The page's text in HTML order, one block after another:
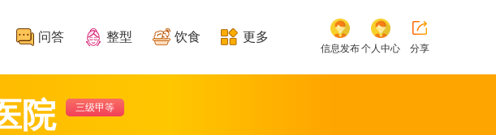
问答 整型 饮食 更多
信息发布个人中心 分享
院 三级甲等